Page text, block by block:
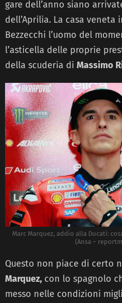
gare dell’anno siano
dell’Aprilia. La casa
Bezzecchi l’uomo del
l’asticella delle proprie
della scuderia di Massimo
Marc Marquez, addio alla Ducati:
(Ansa –
Questo non piace di certo
Marquez, con lo spagnolo
messo nelle condizioni